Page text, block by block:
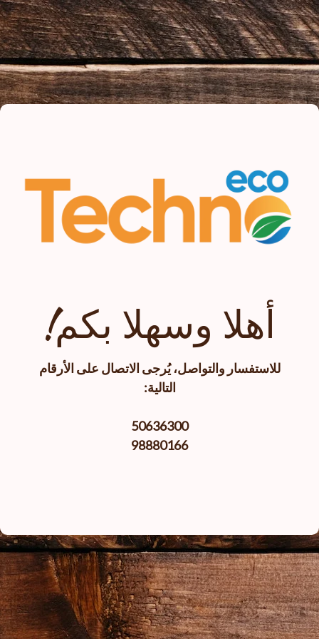
أهلا وسهلا بكم!
للاستفسار والتواصل، يُرجى الاتصال على الأرقام
التالية:
50636300
98880166